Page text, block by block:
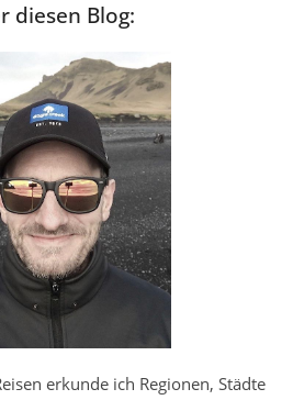
diesen Blog:
erkunde ich Regionen, Städte